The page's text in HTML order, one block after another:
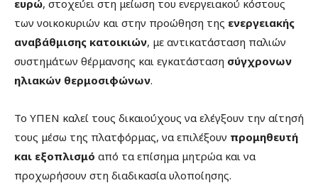
ευρώ, στοχεύει στη μείωση του ενεργειακού κόστους
των νοικοκυριών και στην προώθηση της ενεργειακής
αναβάθμισης κατοικιών, με αντικατάσταση παλιών
συστημάτων θέρμανσης και εγκατάσταση σύγχρονων
ηλιακών θερμοσιφώνων.
Το ΥΠΕΝ καλεί τους δικαιούχους να ελέγξουν την αίτησή
τους μέσω της πλατφόρμας, να επιλέξουν προμηθευτή
και εξοπλισμό από τα επίσημα μητρώα και να
προχωρήσουν στη διαδικασία υλοποίησης.